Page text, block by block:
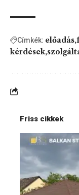
Címkék: előadás
kérdések
Friss cikkek